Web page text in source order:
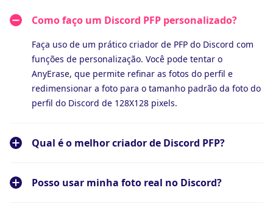
Como faço um Discord PFP personalizado?
Faça uso de um prático criador de PFP do Discord com
funções de personalização. Você pode tentar o
AnyErase, que permite refinar as fotos do perfil e
redimensionar a foto para o tamanho padrão da foto do
perfil do Discord de 128X128 pixels.
Qual é o melhor criador de Discord PFP?
Posso usar minha foto real no Discord?